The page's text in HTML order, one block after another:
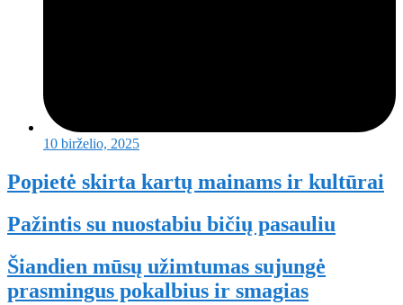
10 birželio, 2025
Popietė skirta kartų mainams ir kultūrai
Pažintis su nuostabiu bičių pasauliu
Šiandien mūsų užimtumas sujungė
prasmingus pokalbius ir smagias